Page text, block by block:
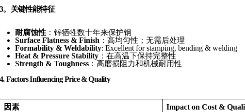
3。关键性能特征
耐腐蚀性 ：锌牺牲数十年来保护钢
Surface Flatness & Finish ：高均匀性；无需后处理
Formability & Weldability: Excellent for stamping, bending & welding
Heat & Pressure Stability ：在高温下保持完整性
Strength & Toughness ：高磨损阻力和机械耐用性
4. Factors Influencing Price & Quality
因素
Impact on Cost &